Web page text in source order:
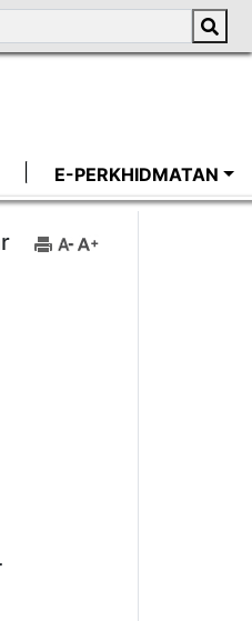
E-PERKHIDMATAN